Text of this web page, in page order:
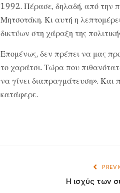
1992. Πέρασε, δηλαδή, από την
Μητσοτάκη. Κι αυτή η
δικτύων στη χάραξη της
Επομένως, δεν πρέπει να μας
το χαράτσι. Τώρα που
να γίνει διαπραγμάτευση». Και
κατάφερε.
Η ισχύς των